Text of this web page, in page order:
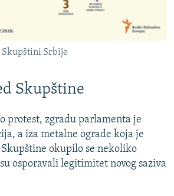
Skupštini Srbije
Skupštine
protest, zgradu parlamenta je
a iza metalne ograde koja je
okupilo se nekoliko
osporavali legitimitet novog saziva